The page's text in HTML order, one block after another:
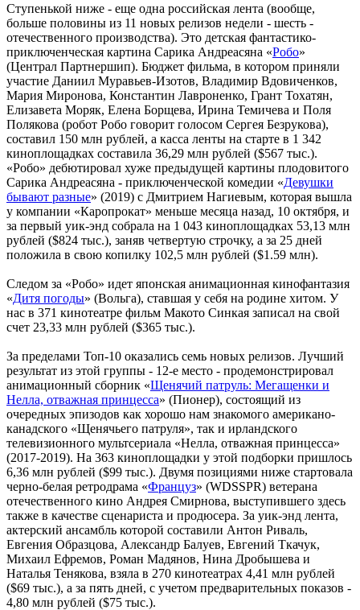
Ступенькой ниже - еще одна российская лента (вообще,
больше половины из 11 новых релизов недели - шесть -
отечественного производства). Это детская фантастико-
приключенческая картина Сарика Андреасяна «Робо»
(Централ Партнершип). Бюджет фильма, в котором приняли
участие Даниил Муравьев-Изотов, Владимир Вдовиченков,
Мария Миронова, Константин Лавроненко, Грант Тохатян,
Елизавета Моряк, Елена Борщева, Ирина Темичева и Поля
Полякова (робот Робо говорит голосом Сергея Безрукова),
составил 150 млн рублей, а касса ленты на старте в 1 342
киноплощадках составила 36,29 млн рублей ($567 тыс.).
«Робо» дебютировал хуже предыдущей картины плодовитого
Сарика Андреасяна - приключенческой комедии «Девушки
бывают разные» (2019) с Дмитрием Нагиевым, которая вышла
у компании «Каропрокат» меньше месяца назад, 10 октября, и
за первый уик-энд собрала на 1 043 киноплощадках 53,13 млн
рублей ($824 тыс.), заняв четвертую строчку, а за 25 дней
положила в свою копилку 102,5 млн рублей ($1.59 млн).
Следом за «Робо» идет японская анимационная кинофантазия
«Дитя погоды» (Вольга), ставшая у себя на родине хитом. У
нас в 371 кинотеатре фильм Макото Синкая записал на свой
счет 23,33 млн рублей ($365 тыс.).
За пределами Топ-10 оказались семь новых релизов. Лучший
результат из этой группы - 12-е место - продемонстрировал
анимационный сборник «Щенячий патруль: Мегащенки и
Нелла, отважная принцесса» (Пионер), состоящий из
очередных эпизодов как хорошо нам знакомого американо-
канадского «Щенячьего патруля», так и ирландского
телевизионного мультсериала «Нелла, отважная принцесса»
(2017-2019). На 363 киноплощадки у этой подборки пришлось
6,36 млн рублей ($99 тыс.). Двумя позициями ниже стартовала
черно-белая ретродрама «Француз» (WDSSPR) ветерана
отечественного кино Андрея Смирнова, выступившего здесь
также в качестве сценариста и продюсера. За уик-энд лента,
актерский ансамбль которой составили Антон Риваль,
Евгения Образцова, Александр Балуев, Евгений Ткачук,
Михаил Ефремов, Роман Мадянов, Нина Дробышева и
Наталья Тенякова, взяла в 270 кинотеатрах 4,41 млн рублей
($69 тыс.), а за пять дней, с учетом предварительных показов -
4,80 млн рублей ($75 тыс.).